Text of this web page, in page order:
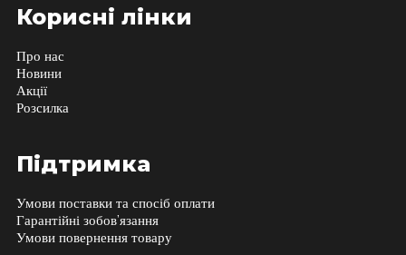
Корисні лінки
Про нас
Новини
Акції
Розсилка
Підтримка
Умови поставки та спосіб оплати
Гарантійні зобов’язання
Умови повернення товару